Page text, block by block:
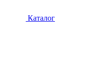
Каталог